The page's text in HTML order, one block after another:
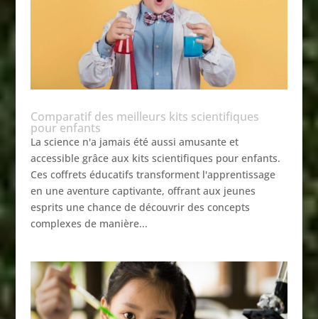
Comparatif des meilleurs kits scientifiques
pour enfants
La science n'a jamais été aussi amusante et
accessible grâce aux kits scientifiques pour enfants.
Ces coffrets éducatifs transforment l'apprentissage
en une aventure captivante, offrant aux jeunes
esprits une chance de découvrir des concepts
complexes de manière...